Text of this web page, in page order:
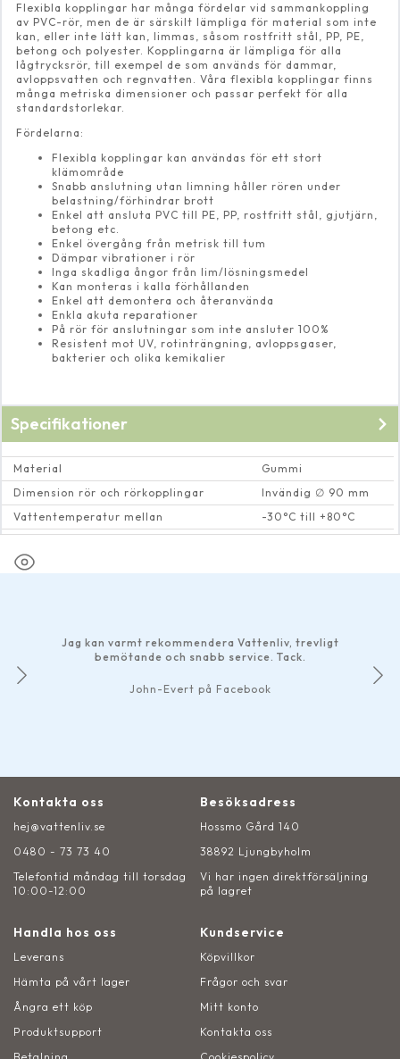
Flexibla kopplingar har många fördelar vid sammankoppling
av PVC-rör, men de är särskilt lämpliga för material som inte
kan, eller inte lätt kan, limmas, såsom rostfritt stål, PP, PE,
betong och polyester. Kopplingarna är lämpliga för alla
lågtrycksrör, till exempel de som används för dammar,
avloppsvatten och regnvatten. Våra flexibla kopplingar finns
många metriska dimensioner och passar perfekt för alla
standardstorlekar.
Fördelarna:
Flexibla kopplingar kan användas för ett stort
klämområde
Snabb anslutning utan limning håller rören under
belastning/förhindrar brott
Enkel att ansluta PVC till PE, PP, rostfritt stål, gjutjärn,
betong etc.
Enkel övergång från metrisk till tum
Dämpar vibrationer i rör
Inga skadliga ångor från lim/lösningsmedel
Kan monteras i kalla förhållanden
Enkel att demontera och återanvända
Enkla akuta reparationer
På rör för anslutningar som inte ansluter 100%
Resistent mot UV, rotinträngning, avloppsgaser,
bakterier och olika kemikalier
Specifikationer
Material
Gummi
Dimension rör och rörkopplingar
Invändig ∅ 90 mm
Vattentemperatur mellan
-30°C till +80°C
Jag kan varmt rekommendera Vattenliv, trevligt
bemötande och snabb service. Tack.
John-Evert på Facebook
Kontakta oss
hej@vattenliv.se
0480 - 73 73 40
Telefontid måndag till torsdag
10:00-12:00
Besöksadress
Hossmo Gård 140
38892 Ljungbyholm
Vi har ingen direktförsäljning
på lagret
Handla hos oss
Leverans
Hämta på vårt lager
Ångra ett köp
Produktsupport
Kundservice
Köpvillkor
Frågor och svar
Mitt konto
Kontakta oss